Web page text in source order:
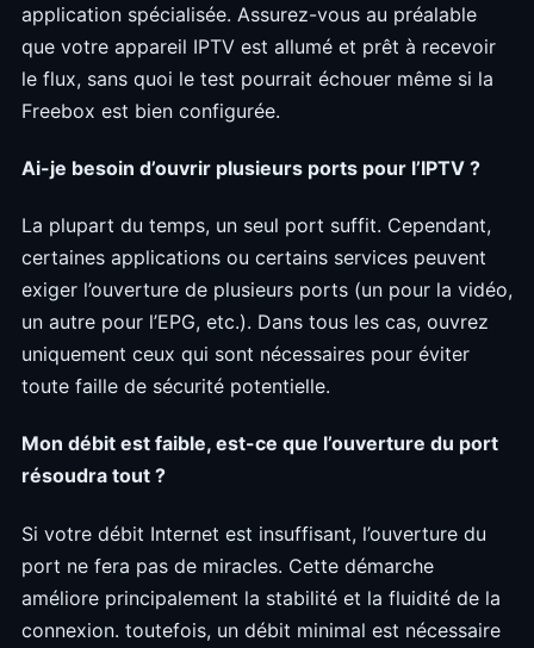
application spécialisée. Assurez-vous au préalable
que votre appareil IPTV est allumé et prêt à recevoir
le flux, sans quoi le test pourrait échouer même si la
Freebox est bien configurée.
Ai-je besoin d’ouvrir plusieurs ports pour l’IPTV ?
La plupart du temps, un seul port suffit. Cependant,
certaines applications ou certains services peuvent
exiger l’ouverture de plusieurs ports (un pour la vidéo,
un autre pour l’EPG, etc.). Dans tous les cas, ouvrez
uniquement ceux qui sont nécessaires pour éviter
toute faille de sécurité potentielle.
Mon débit est faible, est-ce que l’ouverture du port
résoudra tout ?
Si votre débit Internet est insuffisant, l’ouverture du
port ne fera pas de miracles. Cette démarche
améliore principalement la stabilité et la fluidité de la
connexion. toutefois, un débit minimal est nécessaire